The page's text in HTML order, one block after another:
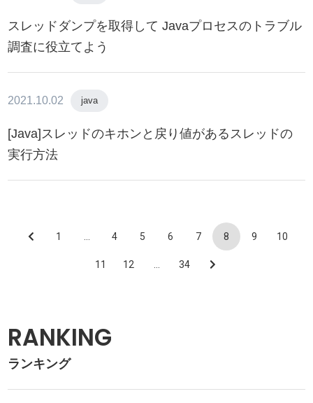
スレッドダンプを取得して Javaプロセスのトラブル
調査に役立てよう
2021.10.02 java
[Java]スレッドのキホンと戻り値があるスレッドの
実行方法
1 4 5 6 7 8 9 10
11 12 34
RANKING
ランキング